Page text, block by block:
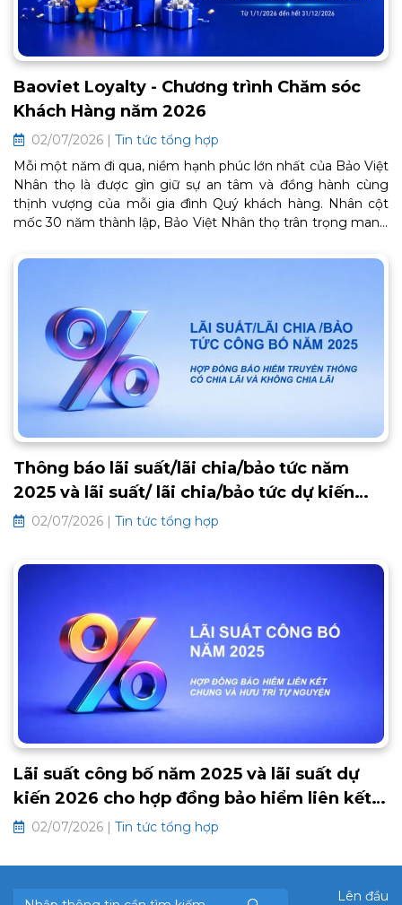
Baoviet Loyalty - Chương trình Chăm sóc
Khách Hàng năm 2026
02/07/2026 | Tin tức tổng hợp
Mỗi một năm đi qua, niềm hạnh phúc lớn nhất của Bảo Việt
Nhân thọ là được gìn giữ sự an tâm và đồng hành cùng
thịnh vượng của mỗi gia đình Quý khách hàng. Nhân cột
mốc 30 năm thành lập, Bảo Việt Nhân thọ trân trọng mang
Loyalty 2026. Đây là lời cảm ơn chân thành từ trái tim, tiếp
Thông báo lãi suất/lãi chia/bảo tức năm
2025 và lãi suất/ lãi chia/bảo tức dự kiến
2026 các hợp đồng bảo hiểm truyền thống
02/07/2026 | Tin tức tổng hợp
Lãi suất công bố năm 2025 và lãi suất dự
kiến 2026 cho hợp đồng bảo hiểm liên kết
chung và hưu trí tự nguyện
02/07/2026 | Tin tức tổng hợp
Lên đầu